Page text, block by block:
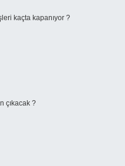
kaçta kapanıyor ?
çıkacak ?